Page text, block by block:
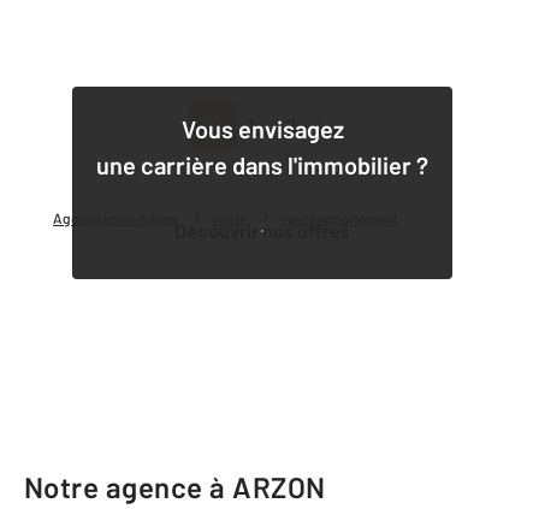
Agence immobilière
Vous envisagez
une carrière dans l'immobilier ?
Découvrir nos offres
1 2 3
Notre agence à ARZON